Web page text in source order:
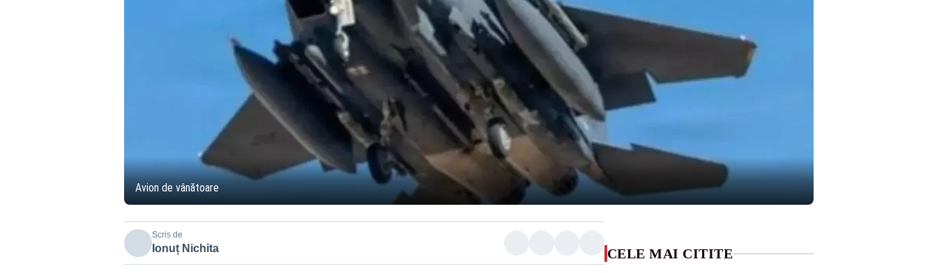
Avion de vânătoare
Scris de
Ionuț Nichita CELE MAI CITITE